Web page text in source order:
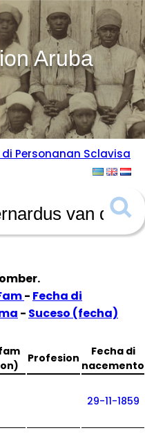
Aruba
Personanan Sclavisa
.
- Fecha di
- Suceso (fecha)
Profesion
Fecha di
nacemento
29-11-1859